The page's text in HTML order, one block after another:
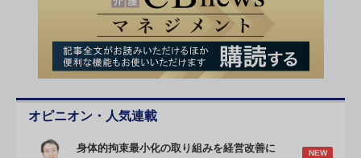
オピニオン・人気連載
身体的拘束最小化の取り組みを経営改善に NEW